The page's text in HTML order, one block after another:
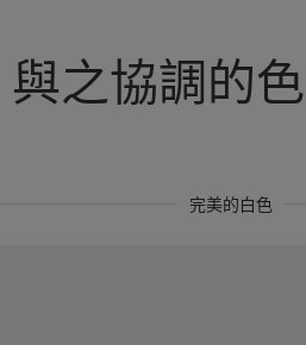
與之協調的
完美的白色